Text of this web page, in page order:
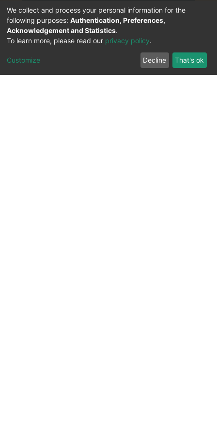
We collect and process your personal information for the
following purposes: Authentication, Preferences,
Acknowledgement and Statistics.
To learn more, please read our privacy policy.
Customize Decline That's ok